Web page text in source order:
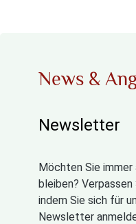
News &
Newsletter
Möchten Sie
bleiben?
indem Sie sich für
Newsletter